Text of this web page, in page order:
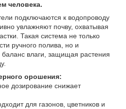
человека.
подключаются к водопроводу
увлажняют почву, охватывая
Такая система не только
ручного полива, но и
влаги, защищая растения
орошения:
дозирование снижает
для газонов, цветников и